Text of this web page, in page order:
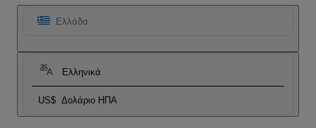
Ελλάδα
Ελληνικά
US$ Δολάριο ΗΠΑ